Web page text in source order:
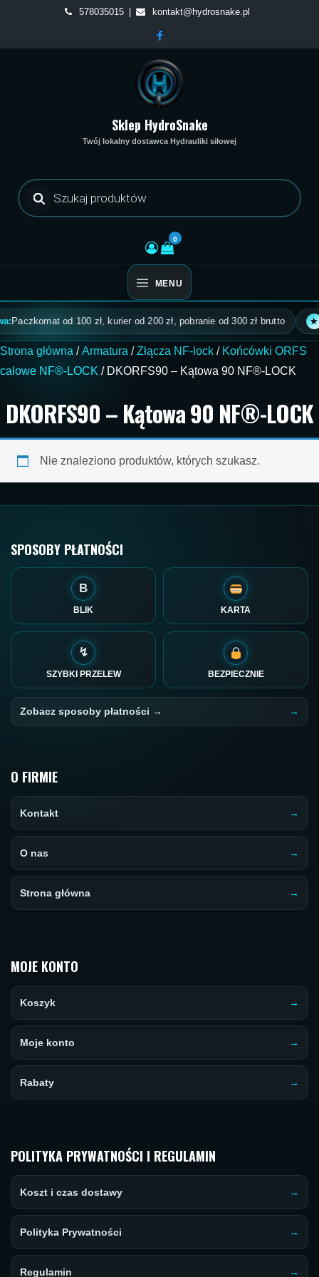
content
578035015 kontakt@hydrosnake.pl
Sklep HydroSnake
Twój lokalny dostawca Hydrauliki siłowej
Wyszukiwarka
produktów
0
MENU
Paczkomat od 100 zł, kurier od 200 zł, pobranie od 300 zł brutto ★
Strona główna /Armatura /Złącza NF-lock / Końcówki ORFS
calowe NF®-LOCK / DKORFS90 – Kątowa 90 NF®-LOCK
DKORFS90 – Kątowa 90 NF®-LOCK
Nie znaleziono produktów, których szukasz.
SPOSOBY PŁATNOŚCI
B
BLIK KARTA
↯
SZYBKI PRZELEW BEZPIECZNIE
Zobacz sposoby płatności →
O FIRMIE
Kontakt
O nas
Strona główna
MOJE KONTO
Koszyk
Moje konto
Rabaty
POLITYKA PRYWATNOŚCI I REGULAMIN
Koszt i czas dostawy
Polityka Prywatności
Regulamin